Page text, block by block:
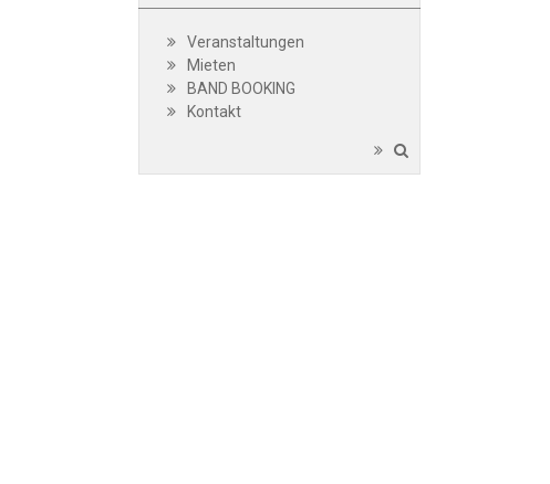
Veranstaltungen
Mieten
BAND BOOKING
Kontakt